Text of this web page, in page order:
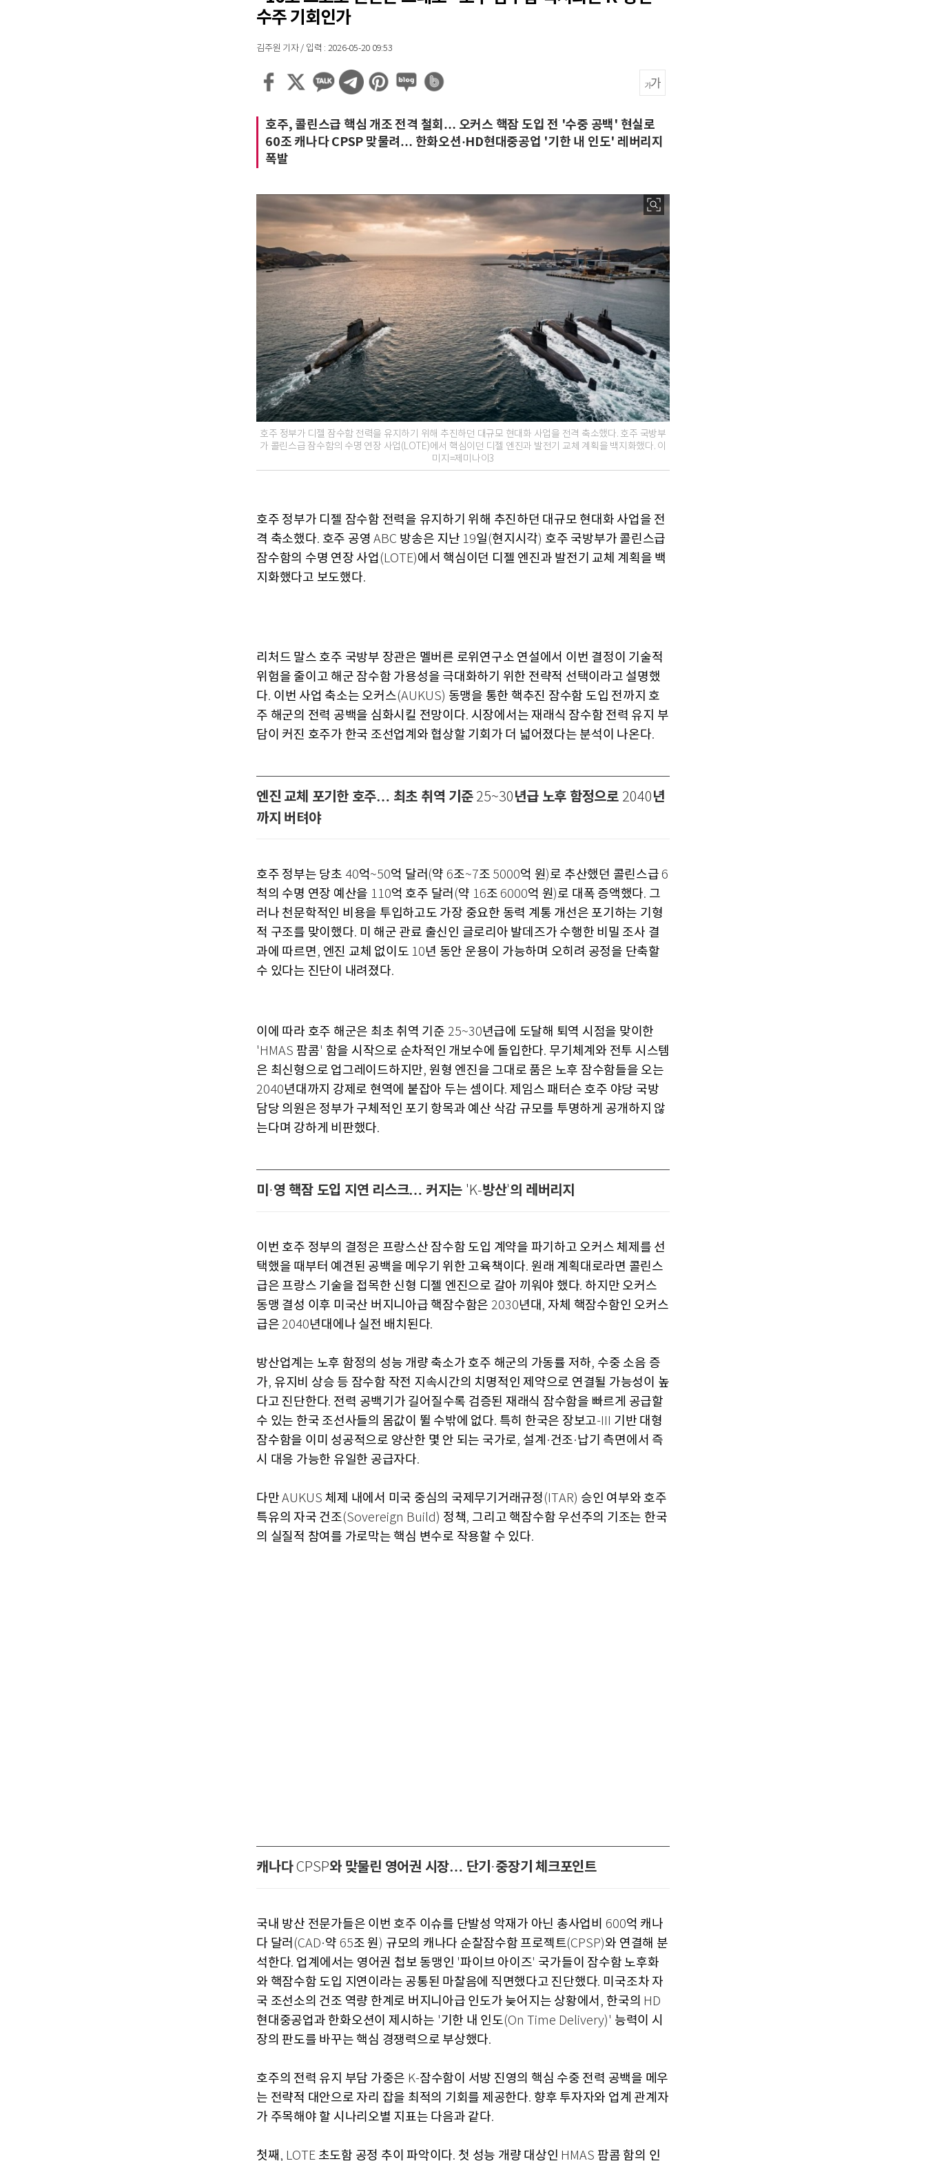
수주 기회인가
김주원 기자 / 입력 : 2026-05-20 09:53
호주, 콜린스급 핵심 개조 전격 철회… 오커스 핵잠 도입 전 '수중 공백' 현실로
60조 캐나다 CPSP 맞물려… 한화오션·HD현대중공업 '기한 내 인도' 레버리지
폭발
호주 정부가 디젤 잠수함 전력을 유지하기 위해 추진하던 대규모 현대화 사업을 전격 축소했다. 호주 국방부
가 콜린스급 잠수함의 수명 연장 사업(LOTE)에서 핵심이던 디젤 엔진과 발전기 교체 계획을 백지화했다. 이
미지=제미나이3
호주 정부가 디젤 잠수함 전력을 유지하기 위해 추진하던 대규모 현대화 사업을 전
격 축소했다. 호주 공영 ABC 방송은 지난 19일 (현지시각) 호주 국방부가 콜린스급
잠수함의 수명 연장 사업 (LOTE)에서 핵심이던 디젤 엔진과 발전기 교체 계획을 백
지화했다고 보도했다.
리처드 말스 호주 국방부 장관은 멜버른 로위연구소 연설에서 이번 결정이 기술적
위험을 줄이고 해군 잠수함 가용성을 극대화하기 위한 전략적 선택이라고 설명했
다. 이번 사업 축소는 오커스(AUKUS) 동맹을 통한 핵추진 잠수함 도입 전까지 호
주 해군의 전력 공백을 심화시킬 전망이다. 시장에서는 재래식 잠수함 전력 유지 부
담이 커진 호주가 한국 조선업계와 협상할 기회가 더 넓어졌다는 분석이 나온다.
엔진 교체 포기한 호주… 최초 취역 기준 25~30년급 노후 함정으로 2040년
까지 버텨야
호주 정부는 당초 40억~50억 달러 (약 6조~7조 5000억 원)로 추산했던 콜린스급 6
척의 수명 연장 예산을 110억 호주 달러 (약 16조 6000억 원)로 대폭 증액했다. 그
러나 천문학적인 비용을 투입하고도 가장 중요한 동력 계통 개선은 포기하는 기형
적 구조를 맞이했다. 미 해군 관료 출신인 글로리아 발데즈가 수행한 비밀 조사 결
과에 따르면, 엔진 교체 없이도 10년 동안 운용이 가능하며 오히려 공정을 단축할
수 있다는 진단이 내려졌다.
이에 따라 호주 해군은 최초 취역 기준 25~30년급에 도달해 퇴역 시점을 맞이한
'HMAS 팜콤' 함을 시작으로 순차적인 개보수에 돌입한다. 무기체계와 전투 시스템
은 최신형으로 업그레이드하지만, 원형 엔진을 그대로 품은 노후 잠수함들을 오는
2040년대까지 강제로 현역에 붙잡아 두는 셈이다.제임스 패터슨 호주 야당 국방
담당 의원은 정부가 구체적인 포기 항목과 예산 삭감 규모를 투명하게 공개하지 않
는다며 강하게 비판했다.
미 ·영 핵잠 도입 지연 리스크… 커지는 'K-방산'의 레버리지
이번 호주 정부의 결정은 프랑스산 잠수함 도입 계약을 파기하고 오커스 체제를 선
택했을 때부터 예견된 공백을 메우기 위한 고육책이다. 원래 계획대로라면 콜린스
급은 프랑스 기술을 접목한 신형 디젤 엔진으로 갈아 끼워야 했다. 하지만 오커스
동맹 결성 이후 미국산 버지니아급 핵잠수함은 2030년대 , 자체 핵잠수함인 오커스
급은 2040년대에나 실전 배치된다.
방산업계는 노후 함정의 성능 개량 축소가 호주 해군의 가동률 저하, 수중 소음 증
가, 유지비 상승 등 잠수함 작전 지속시간의 치명적인 제약으로 연결될 가능성이 높
다고 진단한다. 전력 공백기가 길어질수록 검증된 재래식 잠수함을 빠르게 공급할
수 있는 한국 조선사들의 몸값이 뛸 수밖에 없다. 특히 한국은 장보고-III 기반 대형
잠수함을 이미 성공적으로 양산한 몇 안 되는 국가로, 설계 ·건조·납기 측면에서 즉
시 대응 가능한 유일한 공급자다.
다만AUKUS체제 내에서 미국 중심의 국제무기거래규정 (ITAR) 승인 여부와 호주
특유의 자국 건조(Sovereign Build) 정책, 그리고 핵잠수함 우선주의 기조는 한국
의 실질적 참여를 가로막는 핵심 변수로 작용할 수 있다.
캐나다CPSP와 맞물린 영어권 시장… 단기 ·중장기 체크포인트
국내 방산 전문가들은 이번 호주 이슈를 단발성 악재가 아닌 총사업비 600억 캐나
다 달러 (CAD·약 65조 원 ) 규모의 캐나다 순찰잠수함 프로젝트(CPSP)와 연결해 분
석한다. 업계에서는 영어권 첩보 동맹인 '파이브 아이즈' 국가들이 잠수함 노후화
와 핵잠수함 도입 지연이라는 공통된 마찰음에 직면했다고 진단했다. 미국조차 자
국 조선소의 건조 역량 한계로 버지니아급 인도가 늦어지는 상황에서 , 한국의 HD
현대중공업과 한화오션이 제시하는 '기한 내 인도(On Time Delivery)' 능력이 시
장의 판도를 바꾸는 핵심 경쟁력으로 부상했다.
호주의 전력 유지 부담 가중은 K-잠수함이 서방 진영의 핵심 수중 전력 공백을 메우
는 전략적 대안으로 자리 잡을 최적의 기회를 제공한다. 향후 투자자와 업계 관계자
가 주목해야 할 시나리오별 지표는 다음과 같다.
첫째 , LOTE 초도함 공정 추이 파악이다. 첫 성능 개량 대상인 HMAS 팜콤 함의 인